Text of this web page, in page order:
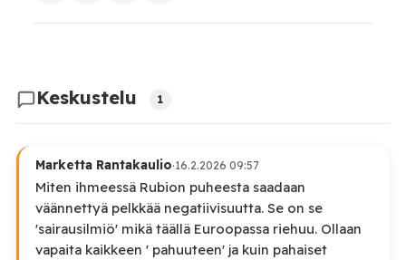
Keskustelu 1
Marketta Rantakaulio·16.2.2026 09:57
Miten ihmeessä Rubion puheesta saadaan
väännettyä pelkkää negatiivisuutta. Se on se
'sairausilmiö' mikä täällä Euroopassa riehuu. Ollaan
vapaita kaikkeen ' pahuuteen' ja kuin pahaiset